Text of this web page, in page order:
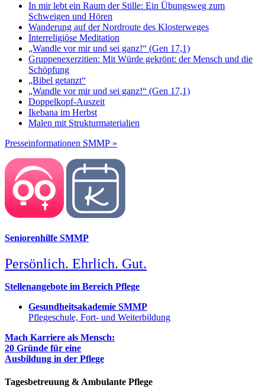
In mir lebt ein Raum der Stille: Ein Übungsweg zum
Schweigen und Hören
Wanderung auf der Nordroute des Klosterweges
Interreligiöse Meditation
„Wandle vor mir und sei ganz!“ (Gen 17,1)
Gruppenexerzitien: Mit Würde gekrönt: der Mensch und die
Schöpfung
„Bibel getanzt“
„Wandle vor mir und sei ganz!“ (Gen 17,1)
Doppelkopf-Auszeit
Ikebana im Herbst
Malen mit Strukturmaterialien
Presseinformationen SMMP »
Seniorenhilfe SMMP
Persönlich. Ehrlich. Gut.
Stellenangebote im Bereich Pflege
Gesundheitsakademie SMMP
Pflegeschule, Fort- und Weiterbildung
Mach Karriere als Mensch:
20 Gründe für eine
Ausbildung in der Pflege
Tagesbetreuung & Ambulante Pflege